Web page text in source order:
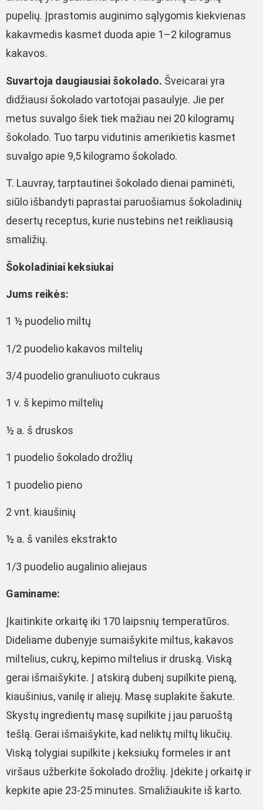
pupelių. Įprastomis auginimo sąlygomis kiekvienas
kakavmedis kasmet duoda apie 1–2 kilogramus
kakavos.
Suvartoja daugiausiai šokolado. Šveicarai yra
didžiausi šokolado vartotojai pasaulyje. Jie per
metus suvalgo šiek tiek mažiau nei 20 kilogramų
šokolado. Tuo tarpu vidutinis amerikietis kasmet
suvalgo apie 9,5 kilogramo šokolado.
T. Lauvray, tarptautinei šokolado dienai paminėti,
siūlo išbandyti paprastai paruošiamus šokoladinių
desertų receptus, kurie nustebins net reikliausią
smaližių.
Šokoladiniai keksiukai
Jums reikės:
1 ½ puodelio miltų
1/2 puodelio kakavos miltelių
3/4 puodelio granuliuoto cukraus
1 v. š kepimo miltelių
½ a. š druskos
1 puodelio šokolado drožlių
1 puodelio pieno
2 vnt. kiaušinių
½ a. š vanilės ekstrakto
1/3 puodelio augalinio aliejaus
Gaminame:
Įkaitinkite orkaitę iki 170 laipsnių temperatūros.
Dideliame dubenyje sumaišykite miltus, kakavos
miltelius, cukrų, kepimo miltelius ir druską. Viską
gerai išmaišykite. Į atskirą dubenį supilkite pieną,
kiaušinius, vanilę ir aliejų. Masę suplakite šakute.
Skystų ingredientų masę supilkite į jau paruoštą
tešlą. Gerai išmaišykite, kad neliktų miltų likučių.
Viską tolygiai supilkite į keksiukų formeles ir ant
viršaus užberkite šokolado drožlių. Įdėkite į orkaitę ir
kepkite apie 23-25 minutes. Smaližiaukite iš karto.